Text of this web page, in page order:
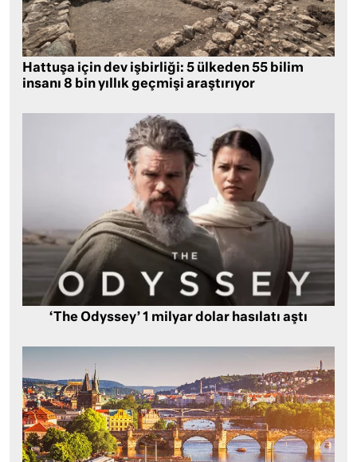
Hattuşa için dev işbirliği: 5 ülkeden 55 bilim
insanı 8 bin yıllık geçmişi araştırıyor
‘The Odyssey’ 1 milyar dolar hasılatı aştı